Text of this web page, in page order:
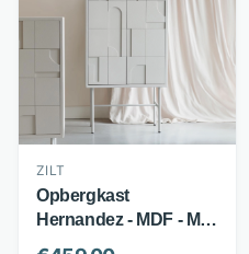
ZILT
Opbergkast
Hernandez - MDF - Met
metalen frame - Beige -